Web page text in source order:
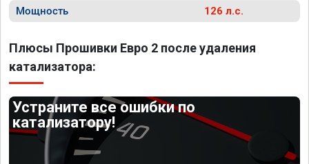
Мощность 126 л.с.
Плюсы Прошивки Евро 2 после удаления
катализатора:
Устраните все ошибки по
катализатору!